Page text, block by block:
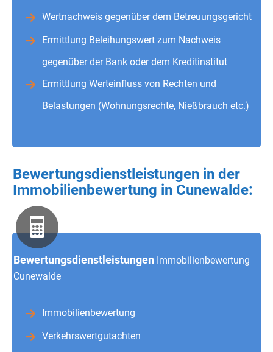
Wertnachweis gegenüber dem Betreuungsgericht
Ermittlung Beleihungswert zum Nachweis
gegenüber der Bank oder dem Kreditinstitut
Ermittlung Werteinfluss von Rechten und
Belastungen (Wohnungsrechte, Nießbrauch etc.)
Bewertungsdienstleistungen in der
Immobilienbewertung in Cunewalde:
Bewertungsdienstleistungen Immobilienbewertung
Cunewalde
Immobilienbewertung
Verkehrswertgutachten